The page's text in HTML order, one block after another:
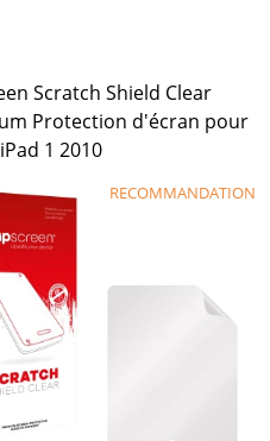
Scratch Shield Clear
Protection d'écran pour
1 2010
RECOMMANDATION